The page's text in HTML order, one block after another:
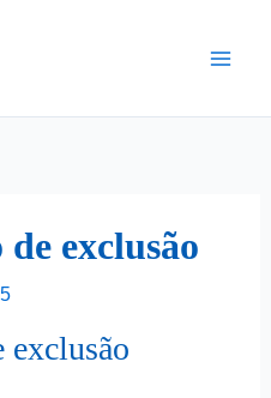
exclusão
exclusão